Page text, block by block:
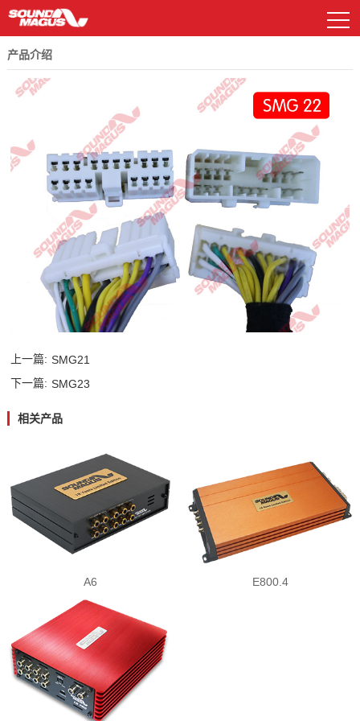
产品介绍
上一篇: SMG21
下一篇: SMG23
相关产品
A6 E800.4
DSP及功放
汽车功放
车载扬声器
其他配件
历史产品
酷车酷图
EP系列 GP系列
MP系列 AP处理器系列
AP功放系列
新E系列 HD系列
CS系列 R系列
C系列
M/K系列 K系列
喇叭系列 低音炮系列
电源管理器 解码盒
车载播放器 遥控面板
蓝牙模块
高转低系列 线控器系列
专车专用线
汽车功放 DSP及功放
车载扬声器 其他配件
样车展示 广告图片
资料下载
公司简介 历程与荣誉
联系我们